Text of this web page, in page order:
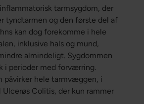
tarmsygdom, der
tyndtarmen og den første del af
kan dog forekomme i hele
inklusive hals og mund,
almindeligt. Sygdommen
i perioder med forværring.
påvirker hele tarmvæggen, i
Colitis, der kun rammer